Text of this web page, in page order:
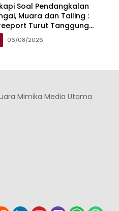
Soal Pendangkalan
Muara dan Tailing :
Turut Tanggung
Masalah Akses
06/08/2026
Mimika Media Utama